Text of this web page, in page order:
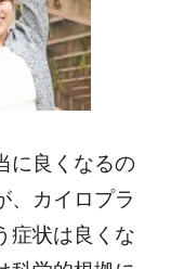
に良くなるの
、カイロプラ
症状は良くな